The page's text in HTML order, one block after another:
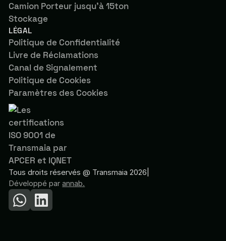
Camion Porteur jusqu’à 15ton
Stockage
LÉGAL
Politique de Confidentialité
Livre de Réclamations
Canal de Signalement
Politique de Cookies
Paramètres des Cookies
Tous droits réservés @ Transmaia 2026
Développé parannab.